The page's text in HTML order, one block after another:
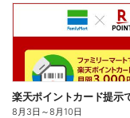
8月3日 ～8月10日